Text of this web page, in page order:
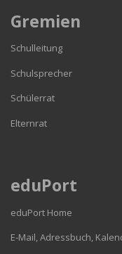
Gremien
Schulleitung
Schulsprecher
Schülerrat
Elternrat
eduPort
eduPort Home
E-Mail, Adressbuch,